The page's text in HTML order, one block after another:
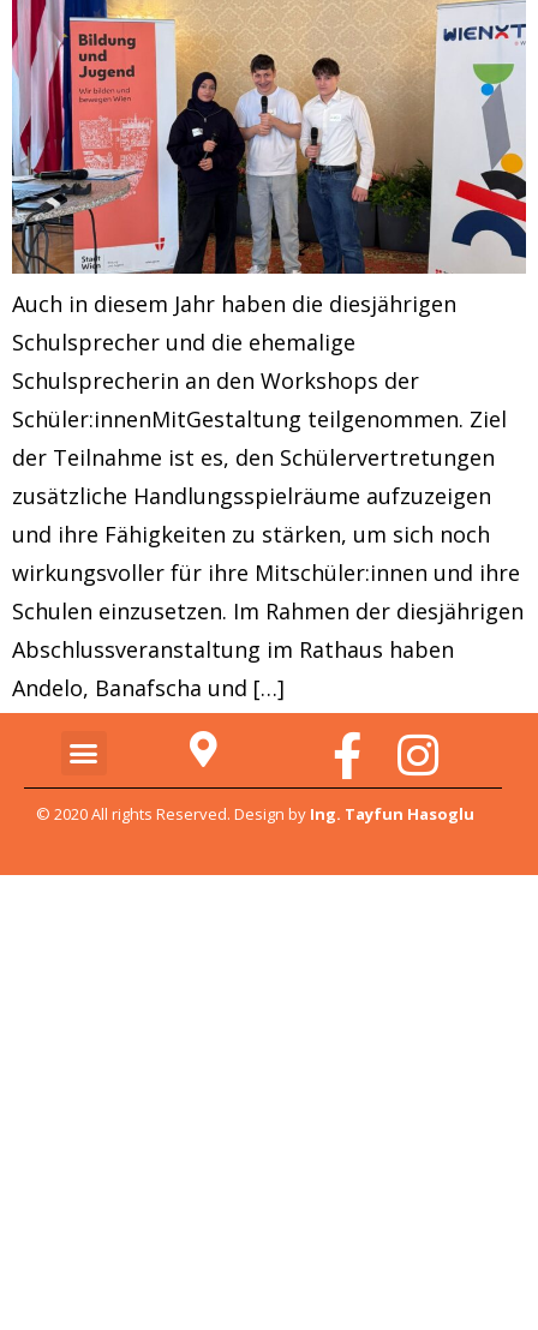
Auch in diesem Jahr haben die diesjährigen
Schulsprecher und die ehemalige
Schulsprecherin an den Workshops der
Schüler:innenMitGestaltung teilgenommen. Ziel
der Teilnahme ist es, den Schülervertretungen
zusätzliche Handlungsspielräume aufzuzeigen
und ihre Fähigkeiten zu stärken, um sich noch
wirkungsvoller für ihre Mitschüler:innen und ihre
Schulen einzusetzen. Im Rahmen der diesjährigen
Abschlussveranstaltung im Rathaus haben
Andelo, Banafscha und […]
© 2020 All rights Reserved. Design by Ing. Tayfun Hasoglu